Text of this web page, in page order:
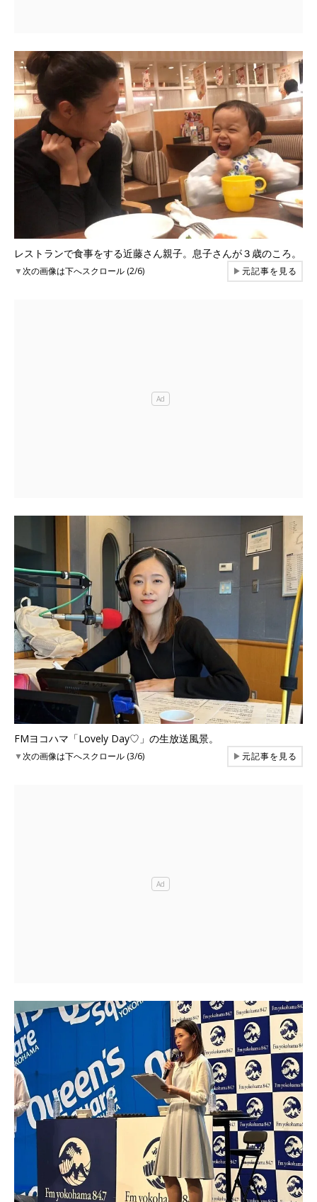
レストランで食事をする近藤さん親子。息子さんが３歳のころ。
▼次の画像は下へスクロール (2/6) ▶元記事を見る
FMヨコハマ「Lovely Day♡」の生放送風景。
▼次の画像は下へスクロール (3/6) ▶元記事を見る